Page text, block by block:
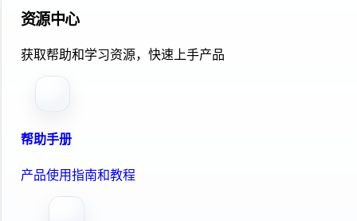
资源中心
获取帮助和学习资源，快速上手产品
帮助手册
产品使用指南和教程